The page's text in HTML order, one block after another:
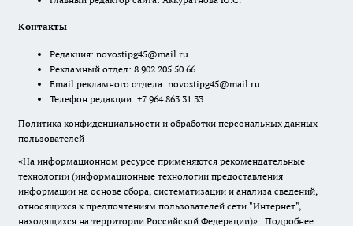
Контакты
Редакция: novostipg45@mail.ru
Рекламный отдел: 8 902 205 50 66
Email рекламного отдела: novostipg45@mail.ru
Телефон редакции: +7 964 863 31 33
Политика конфиденциальности и обработки персональных данных
пользователей
«На информационном ресурсе применяются рекомендательные
технологии (информационные технологии предоставления
информации на основе сбора, систематизации и анализа сведений,
относящихся к предпочтениям пользователей сети "Интернет",
находящихся на территории Российской Федерации)». Подробнее